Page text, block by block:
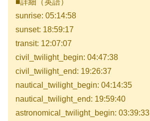
■詳細（英語）
sunrise: 05:14:58
sunset: 18:59:17
transit: 12:07:07
civil_twilight_begin: 04:47:38
civil_twilight_end: 19:26:37
nautical_twilight_begin: 04:14:35
nautical_twilight_end: 19:59:40
astronomical_twilight_begin: 03:39:33